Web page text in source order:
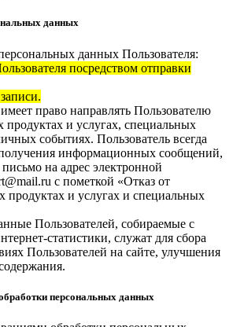
данных
данных Пользователя:
посредством отправки
право направлять Пользователю
и услугах, специальных
событиях. Пользователь всегда
получения информационных сообщений,
на адрес электронной
с пометкой «Отказ от
продуктах и услугах и специальных
Пользователей, собираемые с
статистики, служат для сбора
Пользователей на сайте, улучшения
персональных данных